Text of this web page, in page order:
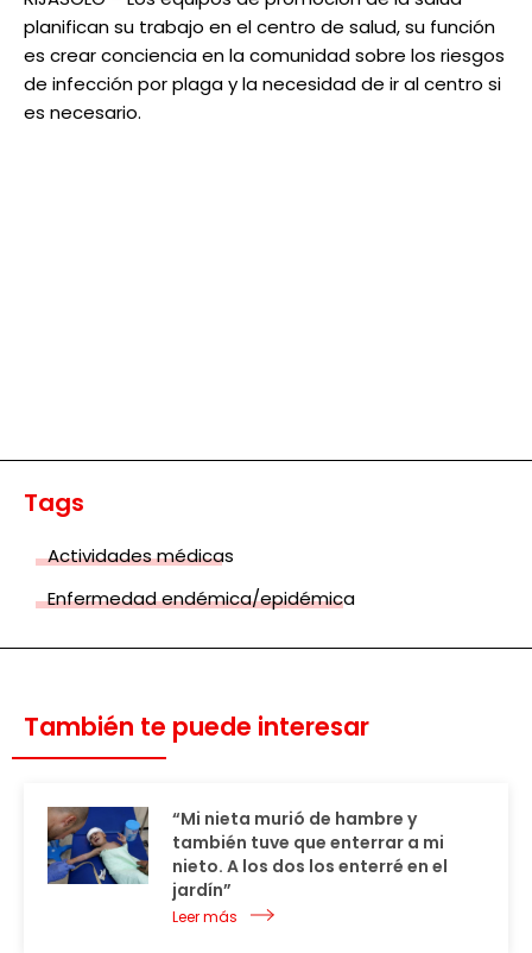
planifican su trabajo en el centro de salud, su función
es crear conciencia en la comunidad sobre los riesgos
de infección por plaga y la necesidad de ir al centro si
es necesario.
Tags
Actividades médicas
Enfermedad endémica/epidémica
También te puede interesar
“Mi nieta murió de hambre y
también tuve que enterrar a mi
nieto. A los dos los enterré en el
jardín”
Leer más